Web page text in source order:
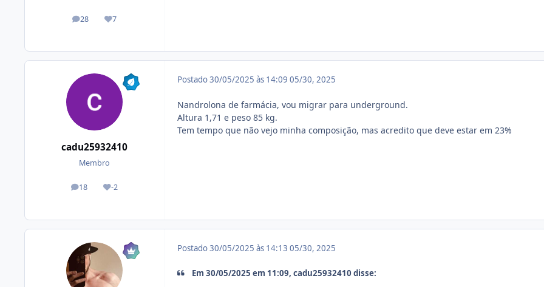
28
posts 7
Reputação
cadu25932410
Membro
18
posts -2
Reputação
Postado30/05/2025 às 14:09 05/30, 2025
Nandrolona de farmácia, vou migrar para underground.
Altura 1,71 e peso 85 kg.
Tem tempo que não vejo minha composição, mas acredito que deve estar em 23%
Postado30/05/2025 às 14:13 05/30, 2025
Em 30/05/2025 em 11:09, cadu25932410 disse: